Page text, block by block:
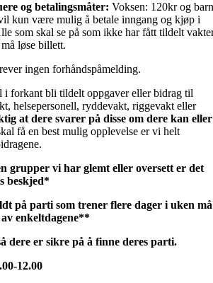
og betalingsmåter: Voksen: 120kr og barn
kun være mulig å betale inngang og kjøp i
som skal se på som ikke har fått tildelt
løse billett.
ingen forhåndspåmelding.
i forkant bli tildelt oppgaver eller bidrag til
helsepersonell, ryddevakt, riggevakt eller
at dere svarer på disse om dere kan eller
få en best mulig opplevelse er vi helt
grupper vi har glemt eller oversett er det
beskjed*
på parti som trener flere dager i uken må
enkeltdagene**
dere er sikre på å finne deres parti.
12.00